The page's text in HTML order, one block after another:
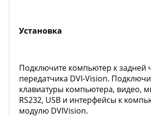
Установка
Подключите компьютер к задней
передатчика DVI-Vision.
клавиатуры компьютера, видео,
RS232, USB и интерфейсы к
модулю DVIVision.